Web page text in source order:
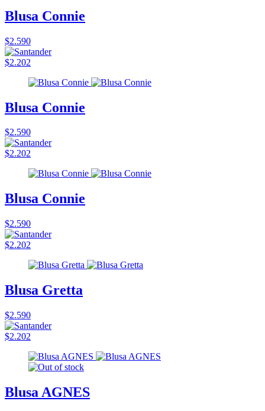
Blusa Connie
$2.590
$2.202
Blusa Connie
$2.590
$2.202
Blusa Connie
$2.590
$2.202
Blusa Gretta
$2.590
$2.202
Blusa AGNES